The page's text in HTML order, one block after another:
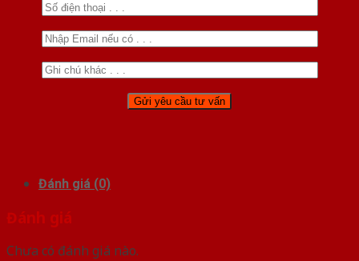
Đánh giá (0)
Đánh giá
Chưa có đánh giá nào.